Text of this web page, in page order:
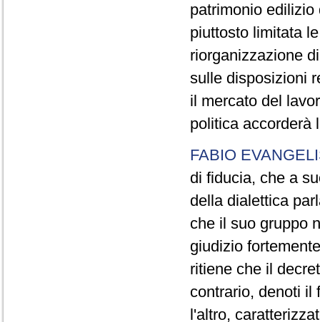
patrimonio
piuttosto limitata
riorganizzazione
sulle disposizioni
il mercato del
politica accorderà
FABIO
di fiducia, che a
della dialettica
che il suo gruppo
giudizio
ritiene che il
contrario, denoti il
l'altro,